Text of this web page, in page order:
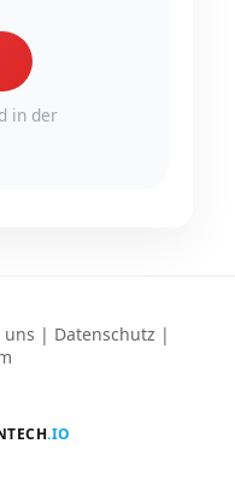
in der
uns | Datenschutz |
.IO